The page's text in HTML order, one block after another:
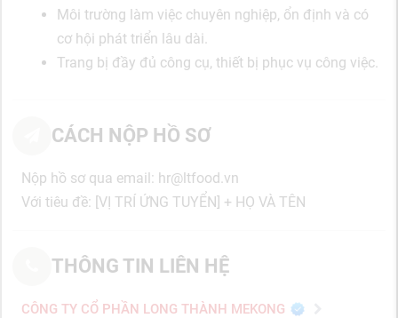
Môi trường làm việc chuyên nghiệp, ổn định và có
cơ hội phát triển lâu dài.
Trang bị đầy đủ công cụ, thiết bị phục vụ công việc.
CÁCH NỘP HỒ SƠ
Nộp hồ sơ qua email: hr@ltfood.vn
Với tiêu đề: [VỊ TRÍ ỨNG TUYỂN] + HỌ VÀ TÊN
THÔNG TIN LIÊN HỆ
CÔNG TY CỔ PHẦN LONG THÀNH MEKONG